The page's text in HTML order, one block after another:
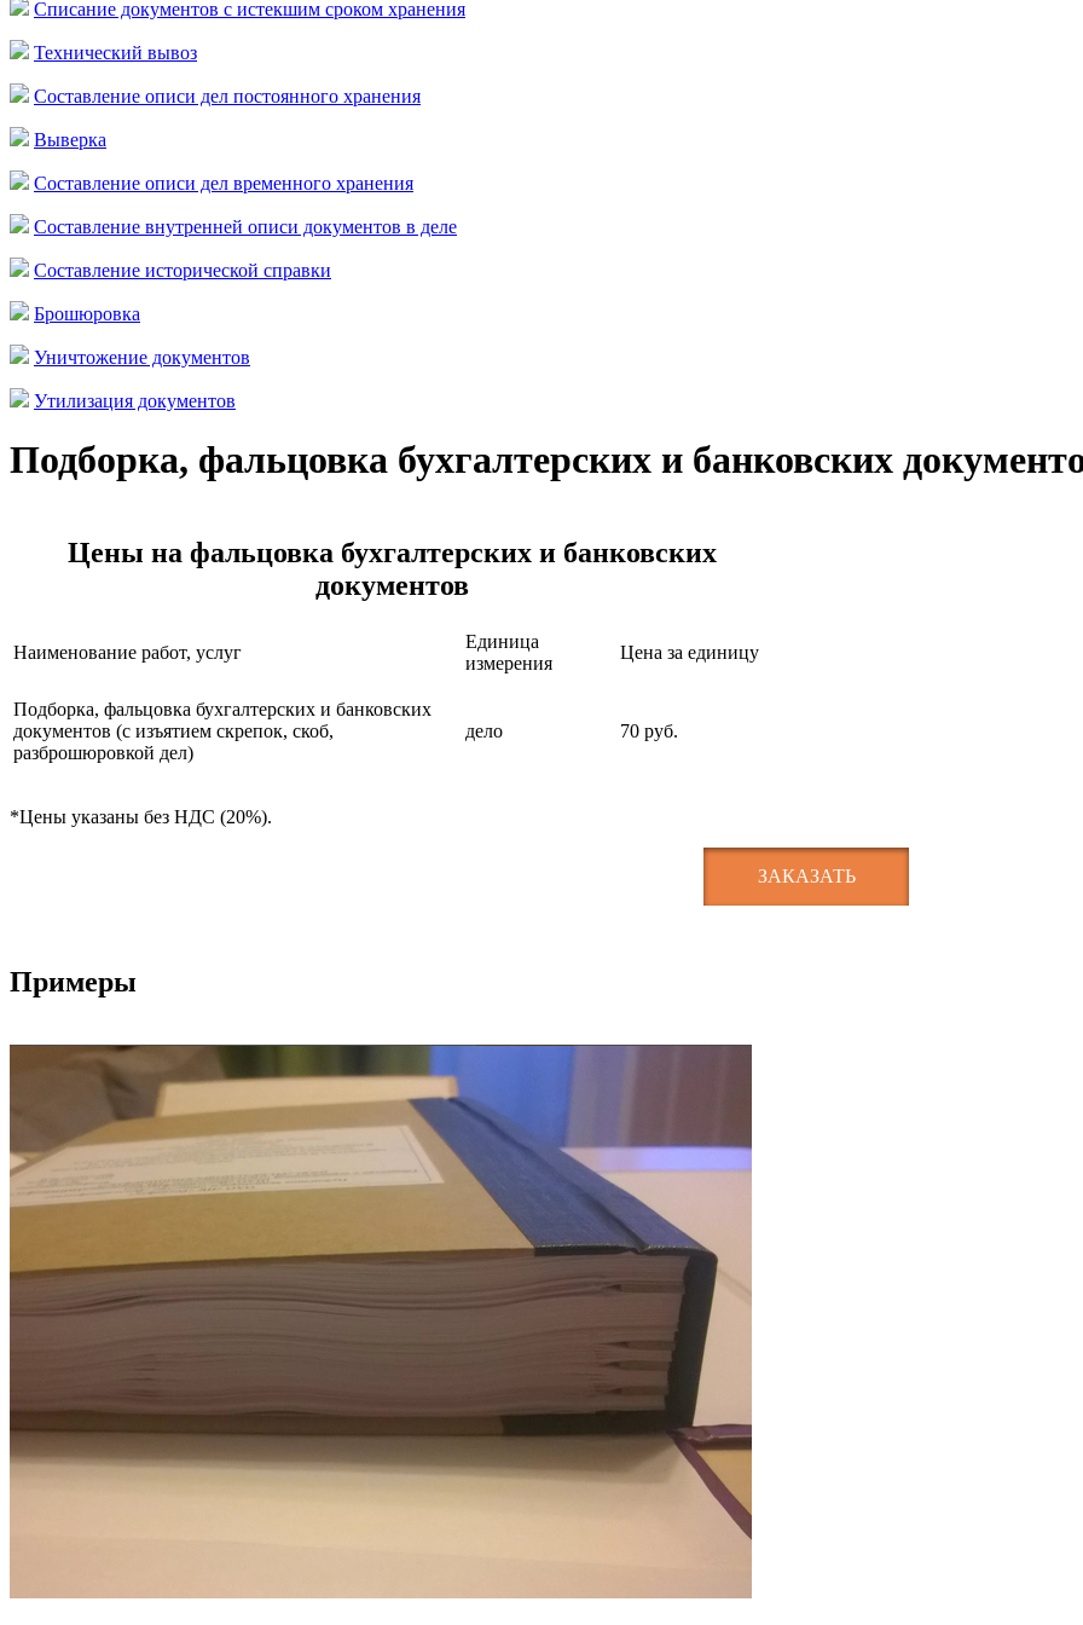
Списание документов с истекшим сроком хранения
Технический вывоз
Составление описи дел постоянного хранения
Выверка
Составление описи дел временного хранения
Составление внутренней описи документов в деле
Составление исторической справки
Брошюровка
Уничтожение документов
Утилизация документов
Подборка, фальцовка бухгалтерских и банковских
Цены на фальцовка бухгалтерских и банковских
документов
Наименование работ, услуг
Единица
измерения
Цена за единицу
Подборка, фальцовка бухгалтерских и банковских
документов (с изъятием скрепок, скоб,
разброшюровкой дел)
дело 70 руб.
*Цены указаны без НДС (20%).
ЗАКАЗАТЬ
Примеры